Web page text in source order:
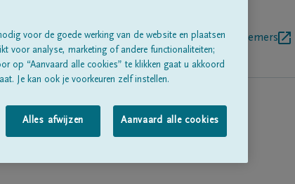
Alle rouwberichtenOver onsBegrafenisondernemers
voor de goede werking van de website en plaatsen
voor analyse, marketing of andere functionaliteiten;
op “Aanvaard alle cookies” te klikken gaat u akkoord
Je kan ook je voorkeuren zelf instellen.
Alles afwijzen Aanvaard alle cookies